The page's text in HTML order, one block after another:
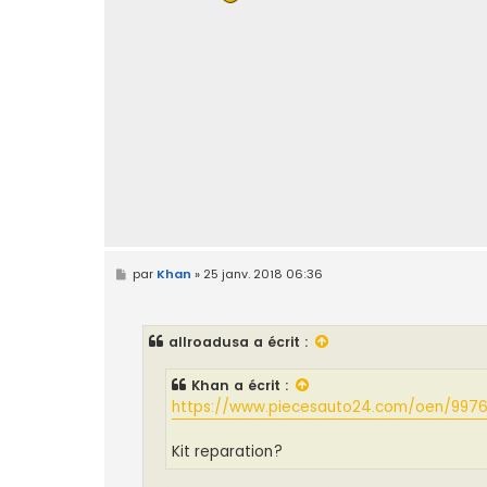
M
e
par Khan » 25 janv. 2018 06:36
allroadusa a écrit :
Khan a écrit :
https://www.piecesauto24.com/oen/
Kit reparation?